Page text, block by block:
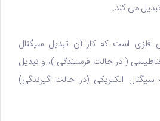
می کند.
فلزی است که کار آن تبدیل سیگنال
( در حالت فرستندگی )، و تبدیل
سیگنال الکتریکی (در حالت گیرندگی)